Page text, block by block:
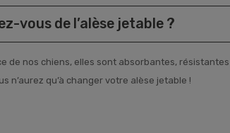
vous de l’alèse jetable ?
de nos chiens, elles sont absorbantes,
n’aurez qu’à changer votre alèse jetable !